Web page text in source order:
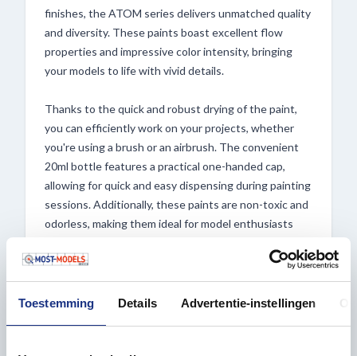
Toestemming Details Advertentie-instellingen
finishes, the ATOM series delivers unmatched quality
and diversity. These paints boast excellent flow
properties and impressive color intensity, bringing
your models to life with vivid details.
Thanks to the quick and robust drying of the paint,
you can efficiently work on your projects, whether
you're using a brush or an airbrush. The convenient
20ml bottle features a practical one-handed cap,
allowing for quick and easy dispensing during painting
sessions. Additionally, these paints are non-toxic and
odorless, making them ideal for model enthusiasts
Experience the convenience and versatility of ATOM
bottles, available at Most-Models.com!